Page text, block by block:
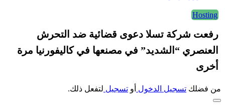
Hosting
رفعت شركة تسلا دعوى قضائية ضد التحرش
العنصري “الشديد” في مصنعها في كاليفورنيا مرة
أخرى
من فضلك تسجيل الدخول أو تسجيل لتفعل ذلك.